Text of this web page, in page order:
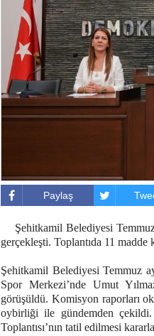
Paylaş
Şehitkamil Belediyesi
gerçekleşti. Toplantıda 11 madde
Şehitkamil Belediyesi Temmuz
Spor Merkezi’nde Umut
görüşüldü. Komisyon raporları
oybirliği ile gündemden
Toplantısı’nın tatil edilmesi